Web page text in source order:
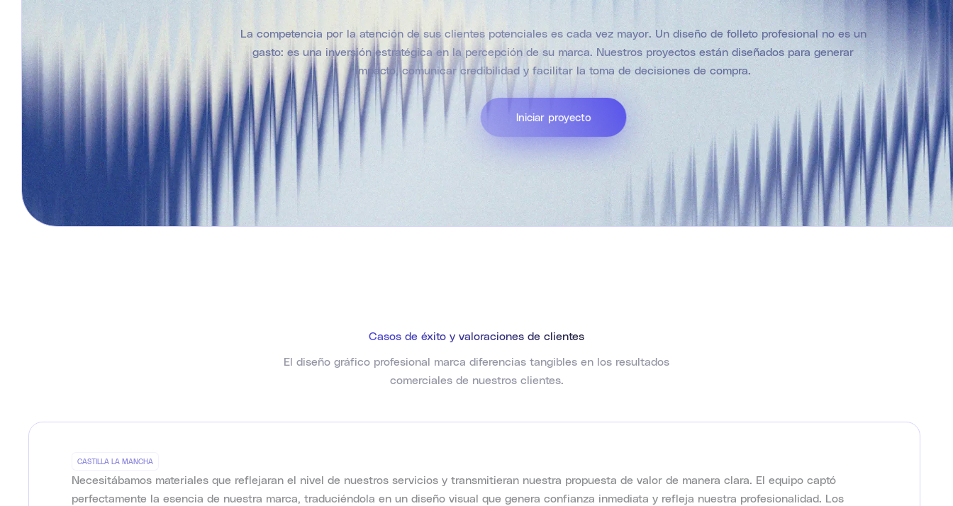
La competencia por la atención de sus clientes potenciales es cada vez mayor. Un diseño de folleto profesional no es un
gasto: es una inversión estratégica en la percepción de su marca. Nuestros proyectos están diseñados para generar
impacto, comunicar credibilidad y facilitar la toma de decisiones de compra.
Iniciar proyecto
Casos de éxito y valoraciones de clientes
El diseño gráfico profesional marca diferencias tangibles en los resultados
comerciales de nuestros clientes.
CASTILLA LA MANCHA
Necesitábamos materiales que reflejaran el nivel de nuestros servicios y transmitieran nuestra propuesta de valor de manera clara. El equipo captó
perfectamente la esencia de nuestra marca, traduciéndola en un diseño visual que genera confianza inmediata y refleja nuestra profesionalidad. Los